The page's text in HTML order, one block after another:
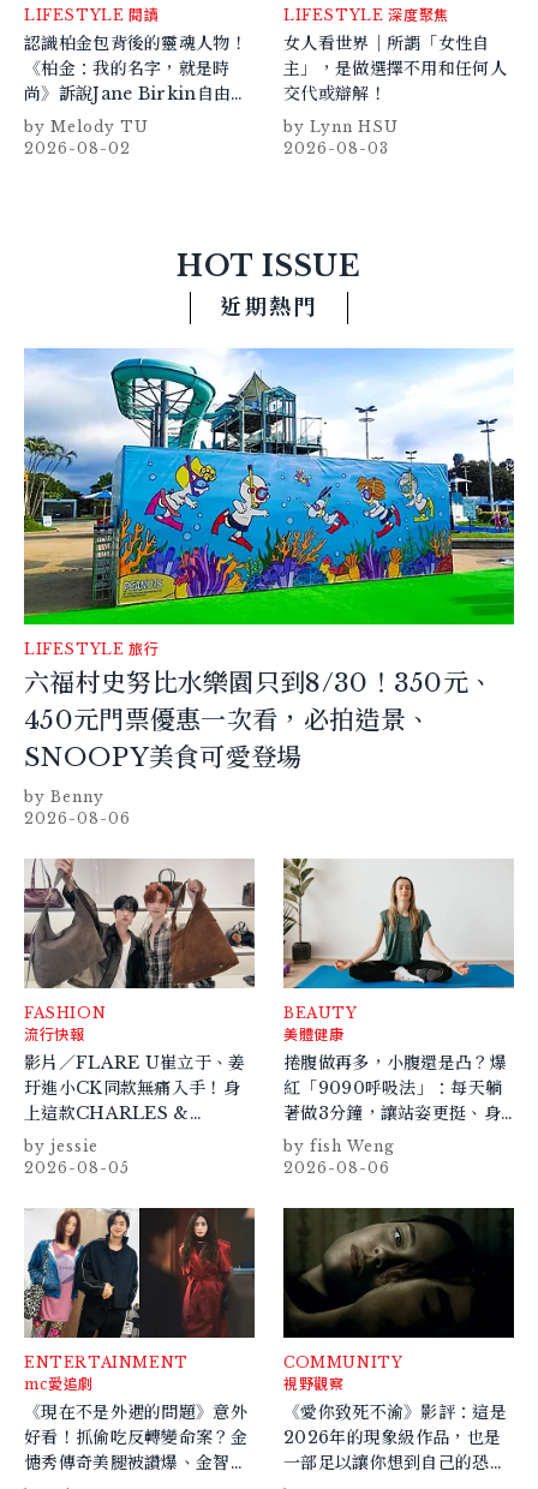
LIFESTYLE 閱讀
認識柏金包背後的靈魂人物！
《柏金：我的名字，就是時
尚》訴說Jane Birkin自由與
反叛的故事
Melody TU
2026-08-02
LIFESTYLE 深度聚焦
女人看世界｜所謂「女性自
主」，是做選擇不用和任何人
交代或辯解！
Lynn HSU
2026-08-03
HOT ISSUE
近期熱門
LIFESTYLE 旅行
六福村史努比水樂園只到8/30！350元、
450元門票優惠一次看，必拍造景、
SNOOPY美食可愛登場
Benny
2026-08-06
FASHION
流行快報
影片／FLARE U崔立于、姜
玗進小CK同款無痛入手！身
上這款CHARLES &
KEITH大包好燒
jessie
2026-08-05
BEAUTY
美體健康
捲腹做再多，小腹還是凸？爆
紅「9090呼吸法」：每天躺
著做3分鐘，讓站姿更挺、身
形更修長
fish Weng
2026-08-06
ENTERTAINMENT
mc愛追劇
《現在不是外遇的問題》意外
好看！抓偷吃反轉變命案？金
憓秀傳奇美腿被讚爆、金智勳
COMMUNITY
視野觀察
《愛你致死不渝》影評：這是
2026年的現象級作品，也是
一部足以讓你想到自己的恐怖